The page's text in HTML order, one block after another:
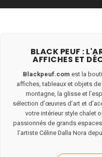
BLACK PEUF :
AFFICHES ET
Blackpeuf.com est la
affiches, tableaux et objets
montagne, la glisse et
sélection d’œuvres d’art et
votre intérieur style chalet
passionnés de grands
l’artiste Céline Dalla Nora